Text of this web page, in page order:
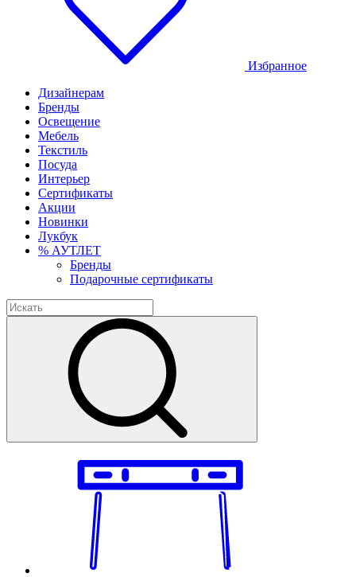
Избранное
Дизайнерам
Бренды
Освещение
Мебель
Текстиль
Посуда
Интерьер
Сертификаты
Акции
Новинки
Лукбук
% АУТЛЕТ
Бренды
Подарочные сертификаты